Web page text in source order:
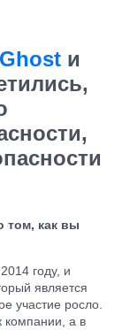
и
том, как вы
году, и
является
участие росло.
компании, а в